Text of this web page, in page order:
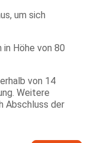
um sich
in Höhe von 80
von 14
Weitere
Abschluss der